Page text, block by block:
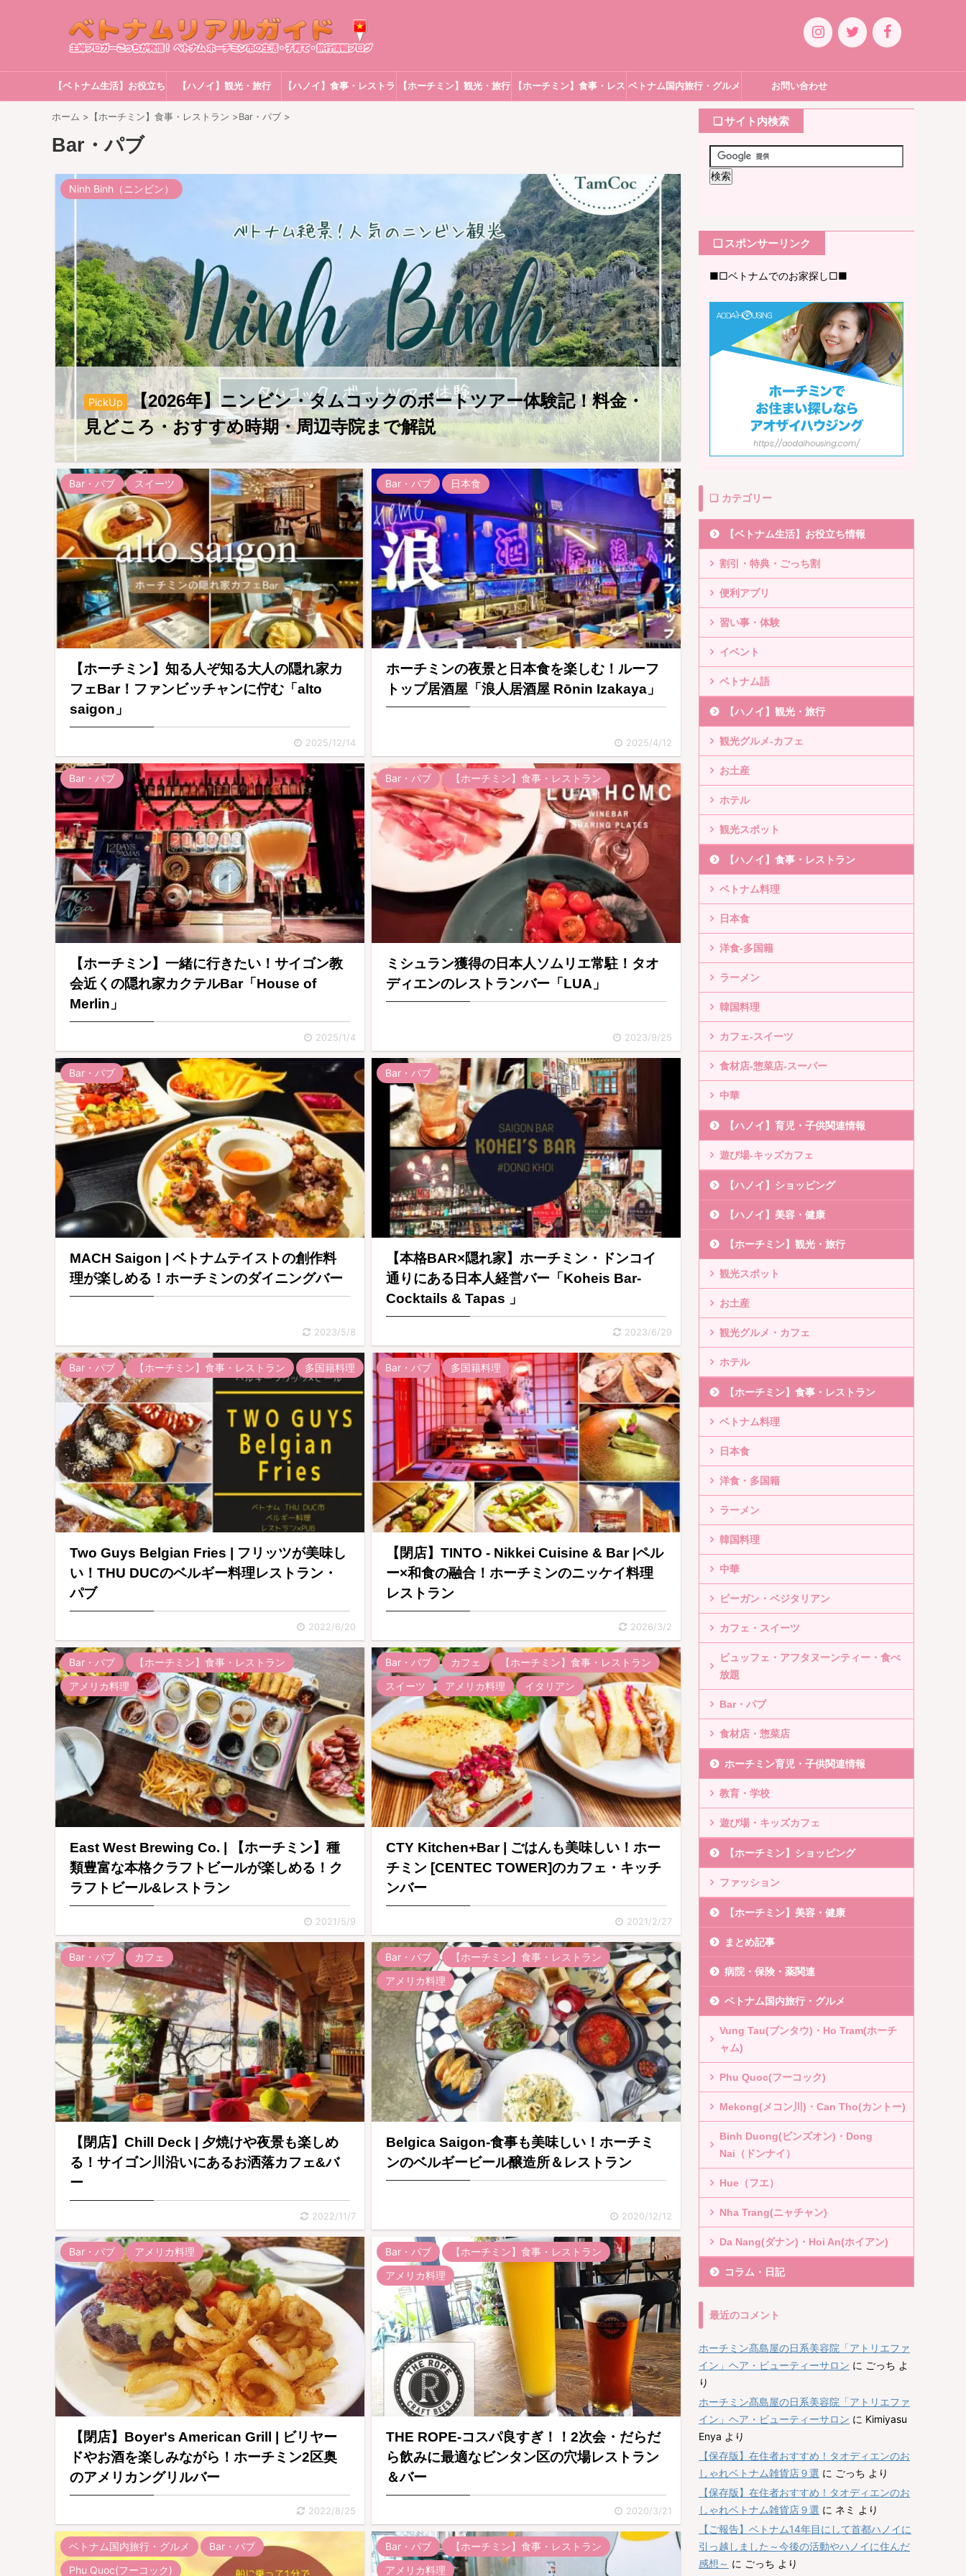
【ベトナム生活】お役立ち
情報
【ハノイ】観光・旅行 【ハノイ】食事・レストラ 【ホーチミン】観光・旅行 【ホーチミン】食事・レス ベトナム国内旅行・グルメ お問い合わせ
ホーム > 【ホーチミン】食事・レストラン >Bar・パブ >
Bar・パブ
Ninh Binh（ニンビン）
PickUp
【2026年】ニンビン・タムコックのボートツアー体験記！料金・
見どころ・おすすめ時期・周辺寺院まで解説
Bar・パブ スイーツ
【ホーチミン】知る人ぞ知る大人の隠れ家カ
フェBar！ファンビッチャンに佇む「alto
saigon」
2025/12/14
Bar・パブ 日本食
ホーチミンの夜景と日本食を楽しむ！ルーフ
トップ居酒屋「浪人居酒屋 Rōnin Izakaya」
2025/4/12
Bar・パブ
【ホーチミン】一緒に行きたい！サイゴン教
会近くの隠れ家カクテルBar「House of
Merlin」
2025/1/4
Bar・パブ 【ホーチミン】食事・レストラン
ミシュラン獲得の日本人ソムリエ常駐！タオ
ディエンのレストランバー「LUA」
2023/9/25
Bar・パブ
MACH Saigon | ベトナムテイストの創作料
理が楽しめる！ホーチミンのダイニングバー
2023/5/8
Bar・パブ
【本格BAR×隠れ家】ホーチミン・ドンコイ
通りにある日本人経営バー「Koheis Bar-
Cocktails & Tapas 」
2023/6/29
Bar・パブ 【ホーチミン】食事・レストラン 多国籍料理
Two Guys Belgian Fries | フリッツが美味し
い！THU DUCのベルギー料理レストラン・
パブ
2022/6/20
Bar・パブ 多国籍料理
【閉店】TINTO - Nikkei Cuisine & Bar |ペル
ー×和食の融合！ホーチミンのニッケイ料理
レストラン
2026/3/2
Bar・パブ
【ホーチミン】食事・レストラン
アメリカ料理
East West Brewing Co. | 【ホーチミン】種
類豊富な本格クラフトビールが楽しめる！ク
ラフトビール&レストラン
2021/5/9
Bar・パブ カフェ
【ホーチミン】食事・レストラン
スイーツ
アメリカ料理 イタリアン
CTY Kitchen+Bar | ごはんも美味しい！ホー
チミン [CENTEC TOWER]のカフェ・キッチ
ンバー
2021/2/27
Bar・パブ カフェ
【閉店】Chill Deck | 夕焼けや夜景も楽しめ
る！サイゴン川沿いにあるお洒落カフェ&バ
ー
2022/11/7
Bar・パブ
【ホーチミン】食事・レストラン
アメリカ料理
Belgica Saigon-食事も美味しい！ホーチミ
ンのベルギービール醸造所＆レストラン
2020/12/12
Bar・パブ アメリカ料理
【閉店】Boyer's American Grill | ビリヤー
ドやお酒を楽しみながら！ホーチミン2区奥
のアメリカングリルバー
2022/8/25
Bar・パブ
【ホーチミン】食事・レストラン
アメリカ料理
THE ROPE-コスパ良すぎ！！2次会・だらだ
ら飲みに最適なビンタン区の穴場レストラン
＆バー
2020/3/21
ベトナム国内旅行・グルメ
Bar・パブ
Phu Quoc(フーコック)
Bar・パブ
【ホーチミン】食事・レストラン
アメリカ料理
❏ サイト内検索
❏ スポンサーリンク
■□ベトナムでのお家探し□■
❏ カテゴリー
【ベトナム生活】お役立ち情報
割引・特典・ごっち割
便利アプリ
習い事・体験
イベント
ベトナム語
【ハノイ】観光・旅行
観光グルメ-カフェ
お土産
ホテル
観光スポット
【ハノイ】食事・レストラン
ベトナム料理
日本食
洋食-多国籍
ラーメン
韓国料理
カフェ-スイーツ
食材店-惣菜店-スーパー
中華
【ハノイ】育児・子供関連情報
遊び場-キッズカフェ
【ハノイ】ショッピング
【ハノイ】美容・健康
【ホーチミン】観光・旅行
観光スポット
お土産
観光グルメ・カフェ
ホテル
【ホーチミン】食事・レストラン
ベトナム料理
日本食
洋食・多国籍
ラーメン
韓国料理
中華
ビーガン・ベジタリアン
カフェ・スイーツ
ビュッフェ・アフタヌーンティー・食べ
放題
Bar・パブ
食材店・惣菜店
ホーチミン育児・子供関連情報
教育・学校
遊び場・キッズカフェ
【ホーチミン】ショッピング
ファッション
【ホーチミン】美容・健康
まとめ記事
病院・保険・薬関連
ベトナム国内旅行・グルメ
Vung Tau(ブンタウ)・Ho Tram(ホーチ
ャム)
Phu Quoc(フーコック)
Mekong(メコン川)・Can Tho(カントー)
Binh Duong(ビンズオン)・Dong
Nai（ドンナイ）
Hue（フエ）
Nha Trang(ニャチャン)
Da Nang(ダナン)・Hoi An(ホイアン)
コラム・日記
最近のコメント
ホーチミン髙島屋の日系美容院「アトリエファ
イン」ヘア・ビューティーサロン に ごっち よ
り
ホーチミン髙島屋の日系美容院「アトリエファ
イン」ヘア・ビューティーサロン に Kimiyasu
Enya より
【保存版】在住者おすすめ！タオディエンのお
しゃれベトナム雑貨店９選 に ごっち より
【保存版】在住者おすすめ！タオディエンのお
しゃれベトナム雑貨店９選 に ネミ より
【ご報告】ベトナム14年目にして首都ハノイに
引っ越しました～今後の活動やハノイに住んだ
感想～ に ごっち より